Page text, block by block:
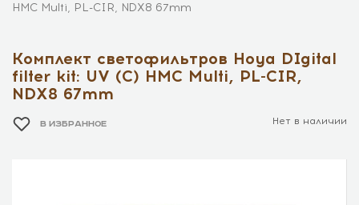
HMC Multi, PL-CIR, NDX8 67mm
Комплект светофильтров Hoya DIgital
filter kit: UV (C) HMC Multi, PL-CIR,
NDX8 67mm
В ИЗБРАННОЕ Нет в наличии